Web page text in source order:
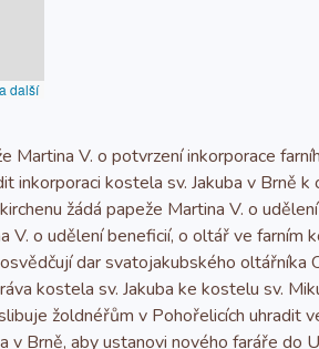
další
V. o potvrzení inkorporace
kostela sv. Jakuba v Brně k
žádá papeže Martina V. o
o udělení beneficií, o oltář ve farním
dar svatojakubského oltářníka
kostela sv. Jakuba ke kostelu sv.
žoldnéřům v Pohořelicích uhradit
Brně, aby ustanovi nového faráře do